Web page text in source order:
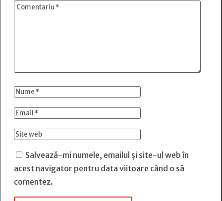
Salvează-mi numele, emailul și site-ul web în
acest navigator pentru data viitoare când o să
comentez.